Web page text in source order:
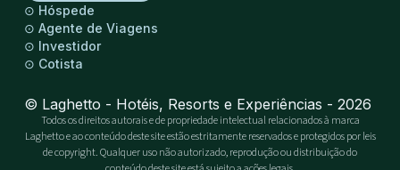
⊙ Hóspede
⊙ Agente de Viagens
⊙ Investidor
⊙ Cotista
© Laghetto - Hotéis, Resorts e Experiências - 2026
Todos os direitos autorais e de propriedade intelectual relacionados à marca
Laghetto e ao conteúdo deste site estão estritamente reservados e protegidos por leis
de copyright. Qualquer uso não autorizado, reprodução ou distribuição do